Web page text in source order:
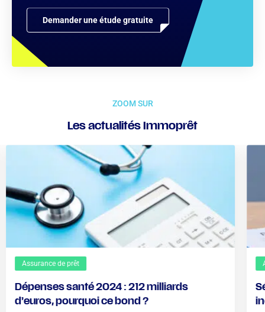
Demander une étude gratuite
ZOOM SUR
Les actualités Immoprêt
Assurance de prêt
Dépenses santé 2024 : 212 milliards
d’euros, pourquoi ce bond ?